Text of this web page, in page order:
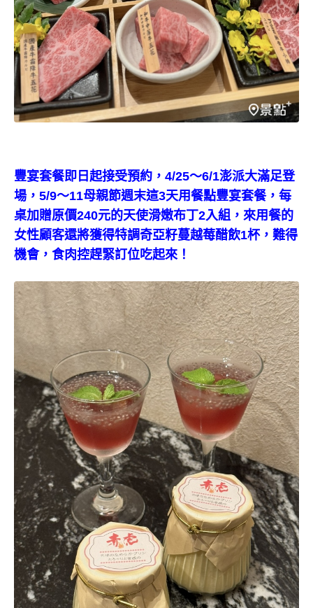
豐宴套餐即日起接受預約，4/25～6/1澎派大滿足登
場，5/9～11母親節週末這3天用餐點豐宴套餐，每
桌加贈原價240元的天使滑嫩布丁2入組，來用餐的
女性顧客還將獲得特調奇亞籽蔓越莓醋飲1杯，難得
機會，食肉控趕緊訂位吃起來！